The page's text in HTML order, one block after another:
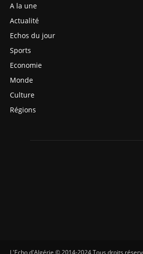
A la une
Actualité
Echos du jour
Sports
Economie
Monde
Culture
Régions
L'Echo d'Algérie © 2014-2024 Tous droits